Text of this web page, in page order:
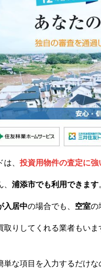
は、 投資用物件の査定に強
浦添市でも利用できます
入居中の場合でも、 空室の
取りしてくれる業者もい
単な項目を入力するだけな